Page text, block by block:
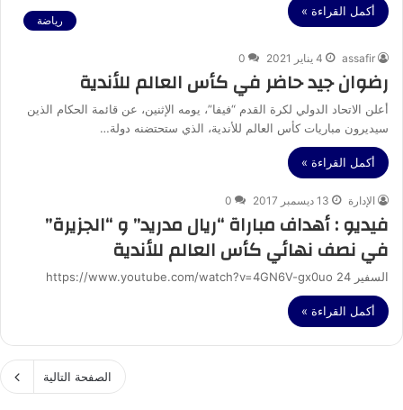
أكمل القراءة »
رياضة
assafir 4 يناير 2021 0
رضوان جيد حاضر في كأس العالم للأندية
أعلن الاتحاد الدولي لكرة القدم “فيفا”، يومه الإثنين، عن قائمة الحكام الذين
سيديرون مباريات كأس العالم للأندية، الذي ستحتضنه دولة…
أكمل القراءة »
الإدارة 13 ديسمبر 2017 0
فيديو : أهداف مباراة “ريال مدريد” و “الجزيرة”
في نصف نهائي كأس العالم للأندية
السفير 24 https://www.youtube.com/watch?v=4GN6V-gx0uo
أكمل القراءة »
الصفحة التالية